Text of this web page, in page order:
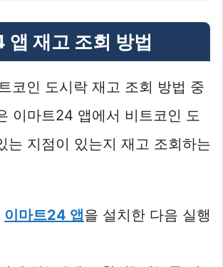
앱 재고 조회 방법
코인 도시락 재고 조회 방법 중
이마트24 앱에서 비트코인 도
는 지점이 있는지 재고 조회하는
이마트24 앱을 설치한 다음 실행